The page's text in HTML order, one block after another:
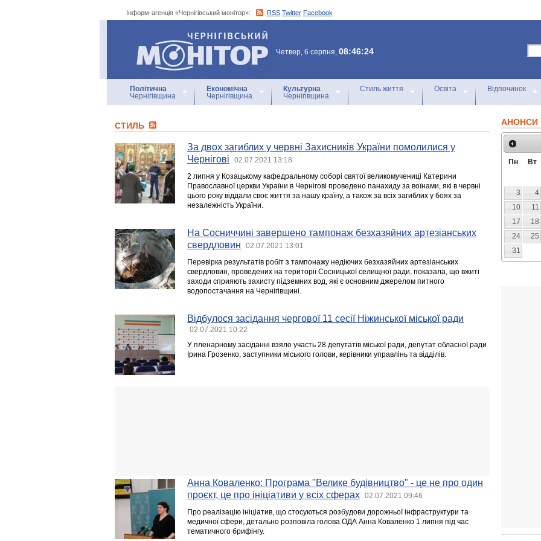
Інформ-агенція «Чернігівський монітор»: RSS Twitter Facebook
Інформ-агенція
«Чернігівський монітор»
Четвер, 6 серпня, 08:46:24
Політична
Чернігівщина
Економічна
Чернігівщина
Культурна
Чернігівщина
Стиль життя Освіта Відпочинок
СТИЛЬ
За двох загиблих у червні Захисників України помолилися у
Чернігові
02.07.2021 13:18
2 липня у Козацькому кафедральному соборі святої великомучениці Катерини
Православної церкви України в Чернігові проведено панахиду за воїнами, які в червні
цього року віддали своє життя за нашу країну, а також за всіх загиблих у боях за
незалежність України.
На Сосниччині завершено тампонаж безхазяйних артезіанських
свердловин
02.07.2021 13:01
Перевірка результатів робіт з тампонажу недіючих безхазяйних артезіанських
свердловин, проведених на території Сосницької селищної ради, показала, що вжиті
заходи сприяють захисту підземних вод, які є основним джерелом питного
водопостачання на Чернігівщині.
Відбулося засідання чергової 11 сесії Ніжинської міської ради
02.07.2021 10:22
У пленарному засіданні взяло участь 28 депутатів міської ради, депутат обласної ради
Ірина Грозенко, заступники міського голови, керівники управлінь та відділів.
Анна Коваленко: Програма "Велике будівництво" - це не про один
проєкт, це про ініціативи у всіх сферах
02.07.2021 09:46
Про реалізацію ініціатив, що стосуються розбудови дорожньої інфраструктури та
медичної сфери, детально розповіла голова ОДА Анна Коваленко 1 липня під час
тематичного брифінгу.
АНОНСИ
Пн Вт
3
4
10
11
17
18
24
25
31